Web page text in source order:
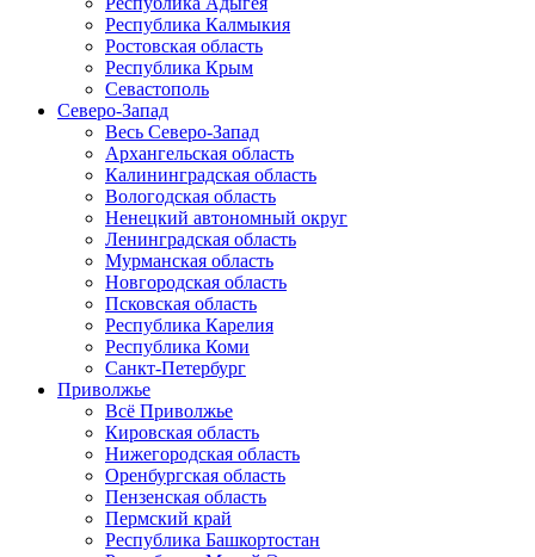
Республика Калмыкия
Ростовская область
Республика Крым
Севастополь
Северо-Запад
Весь Северо-Запад
Архангельская область
Калининградская область
Вологодская область
Ненецкий автономный округ
Ленинградская область
Мурманская область
Новгородская область
Псковская область
Республика Карелия
Республика Коми
Санкт-Петербург
Приволжье
Всё Приволжье
Кировская область
Нижегородская область
Оренбургская область
Пензенская область
Пермский край
Республика Башкортостан